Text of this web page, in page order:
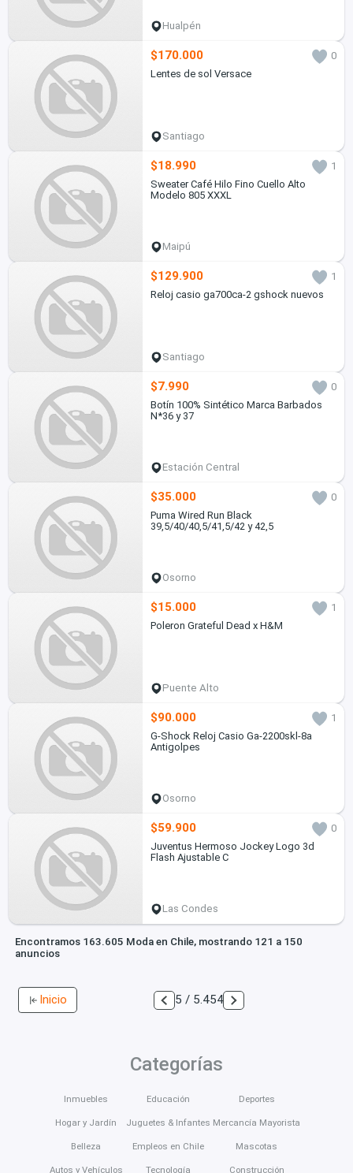
Hualpén
$170.000
0
Lentes de sol Versace
Santiago
$18.990
1
Sweater Café Hilo Fino Cuello Alto
Modelo 805 XXXL
Maipú
$129.900
1
Reloj casio ga700ca-2 gshock nuevos
Santiago
$7.990
0
Botín 100% Sintético Marca Barbados
N*36 y 37
Estación Central
$35.000
0
Puma Wired Run Black
39,5/40/40,5/41,5/42 y 42,5
Osorno
$15.000
1
Poleron Grateful Dead x H&M
Puente Alto
$90.000
1
G-Shock Reloj Casio Ga-2200skl-8a
Antigolpes
Osorno
$59.900
0
Juventus Hermoso Jockey Logo 3d
Flash Ajustable C
Las Condes
Encontramos 163.605 Moda en Chile, mostrando 121 a 150
anuncios
Inicio 5 / 5.454
Categorías
Inmuebles
Hogar y Jardín
Belleza
Autos y Vehículos
Educación
Juguetes & Infantes
Empleos en Chile
Tecnología
Deportes
Mercancía Mayorista
Mascotas
Construcción